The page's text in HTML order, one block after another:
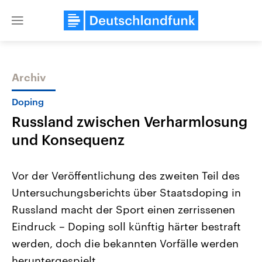
Close
Themen
Landtagswahl Sachsen-Anhalt
2026
Alle Informationen
Sachsen-Anhalt wählt am 6.
September 2026 einen neuen
Landtag. Seit 2021 wird das
Bundesland von einer Koalition aus
Aktuelle Beiträge,
Hintergründe
Wirtschaftlich und
gehören die Vereinigten
den mächtigsten Ländern
Archiv
Doping
Russland zwischen Verharmlosung
und Konsequenz
Vor der Veröffentlichung des zweiten Teil des
Untersuchungsberichts über Staatsdoping in
Russland macht der Sport einen zerrissenen
Eindruck – Doping soll künftig härter bestraft
werden, doch die bekannten Vorfälle werden